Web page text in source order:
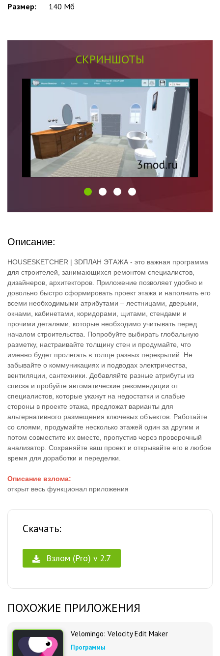
Размер:
140 Мб
СКРИНШОТЫ
Описание:
HOUSESKETCHER | 3DПЛАН ЭТАЖА - это важная программа
для строителей, занимающихся ремонтом специалистов,
дизайнеров, архитекторов. Приложение позволяет удобно и
довольно быстро сформировать проект этажа и наполнить его
всеми необходимыми атрибутами – лестницами, дверьми,
окнами, кабинетами, коридорами, щитами, стендами и
прочими деталями, которые необходимо учитывать перед
началом строительства. Попробуйте выбирать глобальную
разметку, настраивайте толщину стен и продумайте, что
именно будет пролегать в толще разных перекрытий. Не
забывайте о коммуникациях и подводах электричества,
вентиляции, сантехники. Добавляйте разные атрибуты из
списка и пробуйте автоматические рекомендации от
специалистов, которые укажут на недостатки и слабые
стороны в проекте этажа, предложат варианты для
альтернативного размещения ключевых объектов. Работайте
со слоями, продумайте несколько этажей один за другим и
потом совместите их вместе, пропустив через проверочный
анализатор. Сохраняйте ваш проект и открывайте его в любое
время для доработки и переделки.
Описание взлома:
открыт весь функционал приложения
Скачать:
Взлом (Pro) v 2.7
ПОХОЖИЕ ПРИЛОЖЕНИЯ
Velomingo: Velocity Edit Maker
Программы